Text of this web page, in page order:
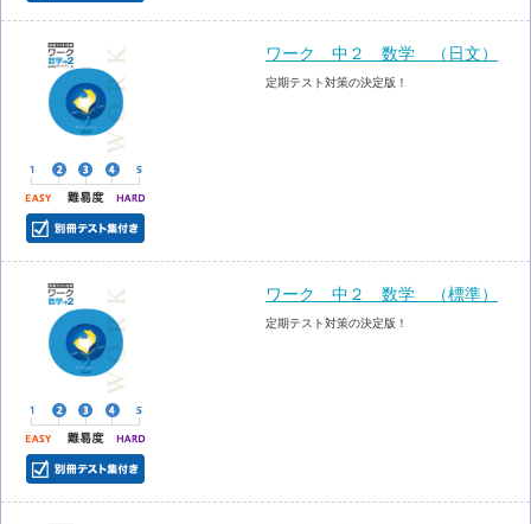
ワーク 中２ 数学 （日文）
定期テスト対策の決定版！
ワーク 中２ 数学 （標準）
定期テスト対策の決定版！